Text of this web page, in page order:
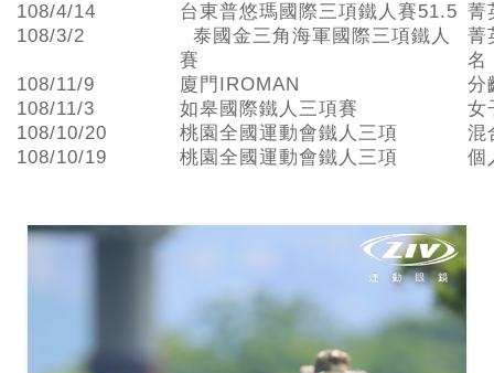
108/4/14
台東普悠瑪國際三項鐵人賽51.5 菁
108/3/2
泰國金三角海軍國際三項鐵人
賽
菁
名
108/11/9
廈門IROMAN
分
108/11/3
如皋國際鐵人三項賽
女
108/10/20 桃園全國運動會鐵人三項
混
108/10/19
桃園全國運動會鐵人三項 個